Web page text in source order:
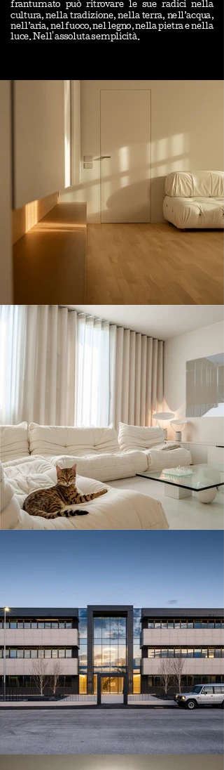
frantumato può ritrovare le sue radici nella
cultura, nella tradizione, nella terra, nell’acqua,
nell’aria, nel fuoco, nel legno, nella pietra e nella
luce. Nell'assoluta semplicità.